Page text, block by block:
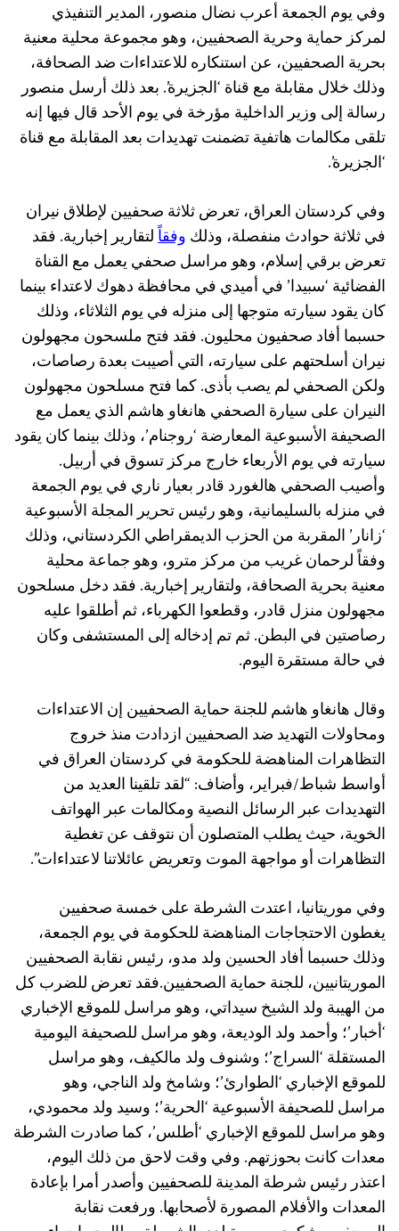
وفي يوم الجمعة أعرب نضال منصور، المدير التنفيذي
لمركز حماية وحرية الصحفيين، وهو مجموعة محلية معنية
بحرية الصحفيين، عن استنكاره للاعتداءات ضد الصحافة،
وذلك خلال مقابلة مع قناة ‘الجزيرة’. بعد ذلك أرسل منصور
رسالة إلى وزير الداخلية مؤرخة في يوم الأحد قال فيها إنه
تلقى مكالمات هاتفية تضمنت تهديدات بعد المقابلة مع قناة
‘الجزيرة’.
وفي كردستان العراق، تعرض ثلاثة صحفيين لإطلاق نيران
في ثلاثة حوادث منفصلة، وذلك وفقاًلتقارير إخبارية. فقد
تعرض برقي إسلام، وهو مراسل صحفي يعمل مع القناة
الفضائية ‘سبيدا’ في أميدي في محافظة دهوك لاعتداء بينما
كان يقود سيارته متوجها إلى منزله في يوم الثلاثاء، وذلك
حسبما أفاد صحفيون محليون. فقد فتح ملسحون مجهولون
نيران أسلحتهم على سيارته، التي أصيبت بعدة رصاصات،
ولكن الصحفي لم يصب بأذى. كما فتح مسلحون مجهولون
النيران على سيارة الصحفي هانغاو هاشم الذي يعمل مع
الصحيفة الأسبوعية المعارضة ‘روجنام’، وذلك بينما كان يقود
سيارته في يوم الأربعاء خارج مركز تسوق في أربيل.
وأصيب الصحفي هالغورد قادر بعيار ناري في يوم الجمعة
في منزله بالسليمانية، وهو رئيس تحرير المجلة الأسبوعية
‘زانار’ المقربة من الحزب الديمقراطي الكردستاني، وذلك
وفقاً لرحمان غريب من مركز مترو، وهو جماعة محلية
معنية بحرية الصحافة، ولتقارير إخبارية. فقد دخل مسلحون
مجهولون منزل قادر، وقطعوا الكهرباء، ثم أطلقوا عليه
رصاصتين في البطن. ثم تم إدخاله إلى المستشفى وكان
في حالة مستقرة اليوم.
وقال هانغاو هاشم للجنة حماية الصحفيين إن الاعتداءات
ومحاولات التهديد ضد الصحفيين ازدادت منذ خروج
التظاهرات المناهضة للحكومة في كردستان العراق في
أواسط شباط/فبراير، وأضاف: “لقد تلقينا العديد من
التهديدات عبر الرسائل النصية ومكالمات عبر الهواتف
الخوية، حيث يطلب المتصلون أن نتوقف عن تغطية
التظاهرات أو مواجهة الموت وتعريض عائلاتنا لاعتداءات”.
وفي موريتانيا، اعتدت الشرطة على خمسة صحفيين
يغطون الاحتجاجات المناهضة للحكومة في يوم الجمعة،
وذلك حسبما أفاد الحسين ولد مدو، رئيس نقابة الصحفيين
الموريتانيين، للجنة حماية الصحفيين.فقد تعرض للضرب كل
من الهيبة ولد الشيخ سيداتي، وهو مراسل للموقع الإخباري
‘أخبار’؛ وأحمد ولد الوديعة، وهو مراسل للصحيفة اليومية
المستقلة ‘السراج’؛ وشنوف ولد مالكيف، وهو مراسل
للموقع الإخباري ‘الطوارئ’؛ وشامخ ولد الناجي، وهو
مراسل للصحيفة الأسبوعية ‘الحرية’؛ وسيد ولد محمودي،
وهو مراسل للموقع الإخباري ‘أطلس’، كما صادرت الشرطة
معدات كانت بحوزتهم. وفي وقت لاحق من ذلك اليوم،
اعتذر رئيس شرطة المدينة للصحفيين وأصدر أمرا بإعادة
المعدات والأفلام المصورة لأصحابها. ورفعت نقابة